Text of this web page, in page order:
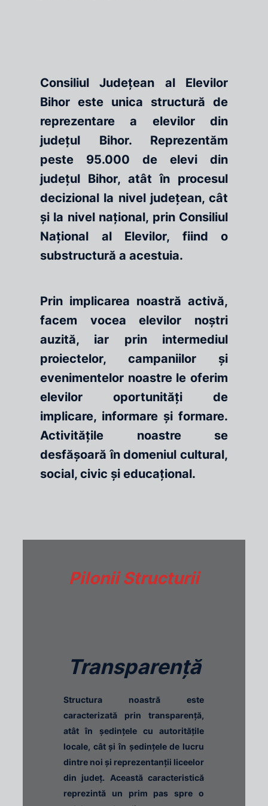
Consiliul Județean al Elevilor
Bihor este unica structură de
reprezentare a elevilor din
județul Bihor. Reprezentăm
peste 95.000 de elevi din
județul Bihor, atât în procesul
decizional la nivel județean, cât
și la nivel național, prin Consiliul
Național al Elevilor, fiind o
substructură a acestuia.
Prin implicarea noastră activă,
facem vocea elevilor noștri
auzită, iar prin intermediul
proiectelor, campaniilor și
evenimentelor noastre le oferim
elevilor oportunități de
implicare, informare și formare.
Activitățile noastre se
desfășoară în domeniul cultural,
social, civic și educațional.
Pilonii Structurii
Transparență
Structura noastră este
caracterizată prin transparență,
atât în ședințele cu autoritățile
locale, cât și în ședințele de lucru
dintre noi și reprezentanții liceelor
din județ. Această caracteristică
reprezintă un prim pas spre o